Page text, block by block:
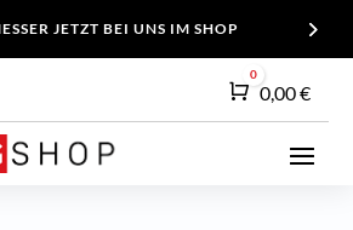
JETZT BEI UNS IM SHOP
Warenkorb
0
0,00€